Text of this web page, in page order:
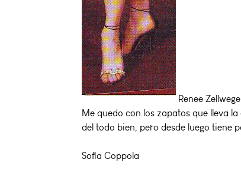
Renee
Me quedo con los zapatos que lleva
del todo bien, pero desde luego tiene
Sofía Coppola